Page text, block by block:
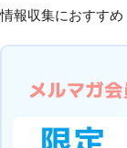
情報収集におすすめ